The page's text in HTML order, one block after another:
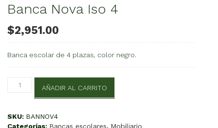
Banca Nova Iso 4
$2,951.00
Banca escolar de 4 plazas, color negro.
Banca
cantidad
AÑADIR AL CARRITO
SKU: BANNOV4
Categorías: Bancas escolares, Mobiliario